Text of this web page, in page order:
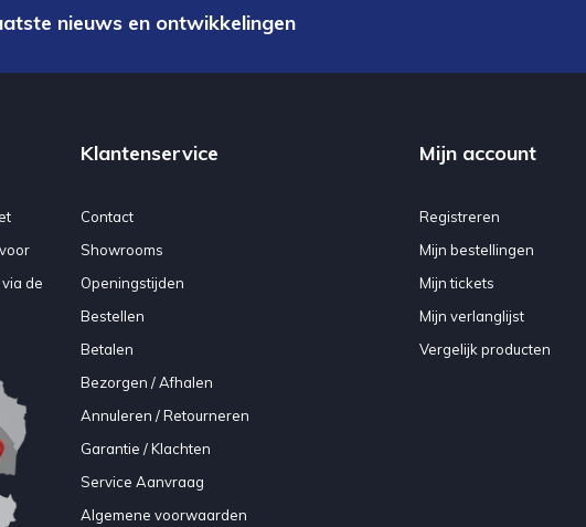
nieuws en ontwikkelingen
de
Klantenservice
Contact
Showrooms
Openingstijden
Bestellen
Betalen
Bezorgen / Afhalen
Annuleren / Retourneren
Garantie / Klachten
Service Aanvraag
Algemene voorwaarden
Mijn account
Registreren
Mijn bestellingen
Mijn tickets
Mijn verlanglijst
Vergelijk producten